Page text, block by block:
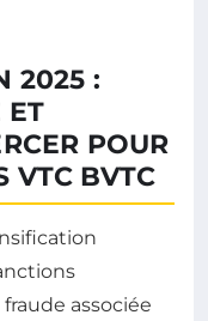
2025 :
ET
POUR
VTC BVTC
associée